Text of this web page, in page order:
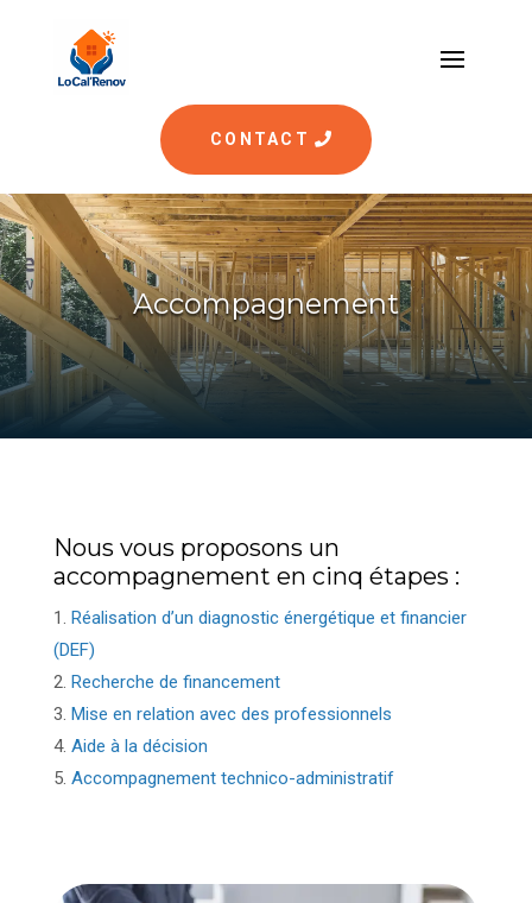
CONTACT
Accompagnement
Nous vous proposons un
accompagnement en cinq étapes :
Réalisation d’un diagnostic énergétique et financier
(DEF)
Recherche de financement
Mise en relation avec des professionnels
Aide à la décision
Accompagnement technico-administratif